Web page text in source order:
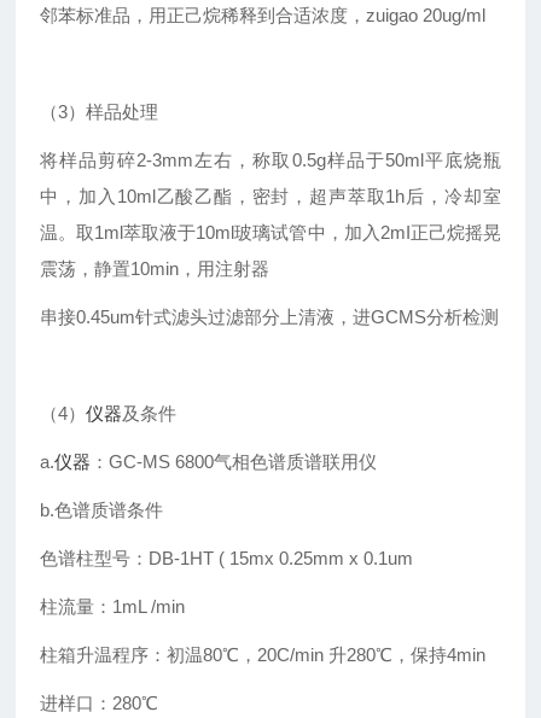
邻苯标准品，用正己烷稀释到合适浓度，zuigao 20ug/ml
（3）样品处理
将样品剪碎2-3mm左右，称取0.5g样品于50ml平底烧瓶
中，加入10ml乙酸乙酯，密封，超声萃取1h后，冷却室
温。取1ml萃取液于10ml玻璃试管中，加入2mI正己烷摇晃
震荡，静置10min，用注射器
串接0.45um针式滤头过滤部分上清液，进GCMS分析检测
（4）仪器及条件
a.仪器 ：GC-MS 6800气相色谱质谱联用仪
b.色谱质谱条件
色谱柱型号：DB-1HT ( 15mx 0.25mm x 0.1um
柱流量：1mL /min
柱箱升温程序：初温80℃，20C/min 升280℃，保持4min
进样口：280℃